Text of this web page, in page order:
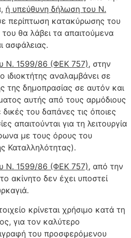
ή υπεύθυνη δήλωση του Ν.
περίπτωση κατακύρωσης του
θα λάβει τα απαιτούμενα
ασφάλειας.
Ν. 1599/86 (ΦΕΚ 757), στην
ιδιοκτήτης αναλαμβάνει σε
της δημοπρασίας σε αυτόν και
αυτής από τους αρμόδιους
του δαπάνες τις όποιες
απαιτούνται για τη λειτουργία
με τους όρους του
Καταλληλότητας).
Ν. 1599/86 (ΦΕΚ 757), από την
ακίνητο δεν έχει υποστεί
κρίνεται χρήσιμο κατά τη
για τον καλύτερο
του προσφερόμενου